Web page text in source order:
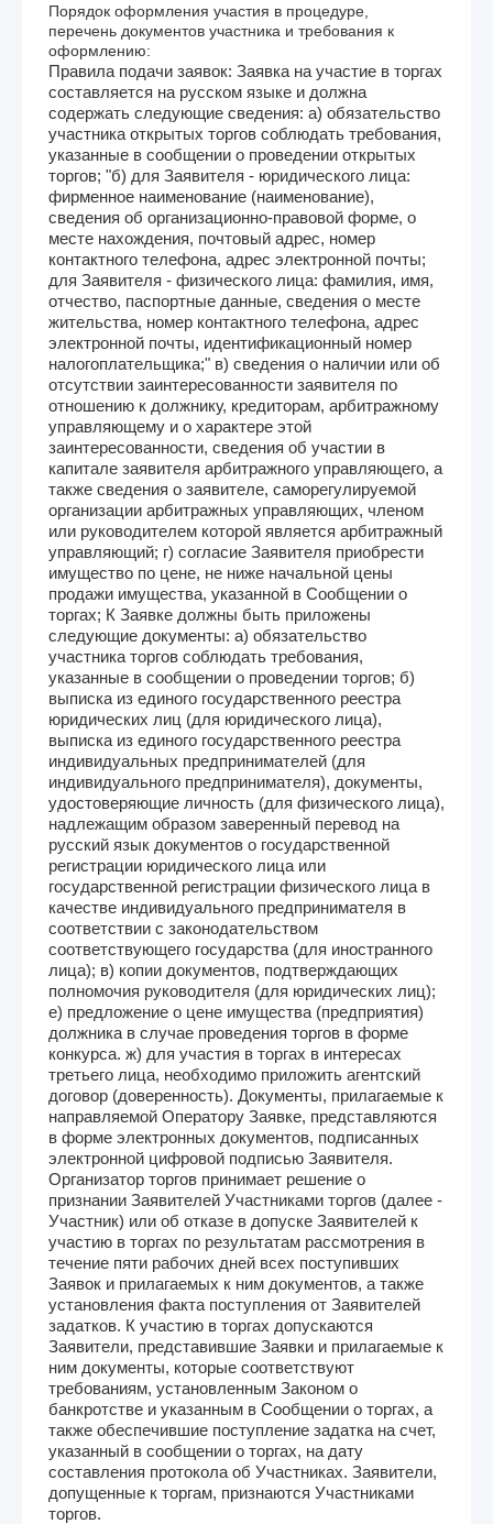
Порядок оформления участия в процедуре,
перечень документов участника и требования к
оформлению:
Правила подачи заявок: Заявка на участие в торгах
составляется на русском языке и должна
содержать следующие сведения: а) обязательство
участника открытых торгов соблюдать требования,
указанные в сообщении о проведении открытых
торгов; "б) для Заявителя - юридического лица:
фирменное наименование (наименование),
сведения об организационно-правовой форме, о
месте нахождения, почтовый адрес, номер
контактного телефона, адрес электронной почты;
для Заявителя - физического лица: фамилия, имя,
отчество, паспортные данные, сведения о месте
жительства, номер контактного телефона, адрес
электронной почты, идентификационный номер
налогоплательщика;" в) сведения о наличии или об
отсутствии заинтересованности заявителя по
отношению к должнику, кредиторам, арбитражному
управляющему и о характере этой
заинтересованности, сведения об участии в
капитале заявителя арбитражного управляющего, а
также сведения о заявителе, саморегулируемой
организации арбитражных управляющих, членом
или руководителем которой является арбитражный
управляющий; г) согласие Заявителя приобрести
имущество по цене, не ниже начальной цены
продажи имущества, указанной в Сообщении о
торгах; К Заявке должны быть приложены
следующие документы: а) обязательство
участника торгов соблюдать требования,
указанные в сообщении о проведении торгов; б)
выписка из единого государственного реестра
юридических лиц (для юридического лица),
выписка из единого государственного реестра
индивидуальных предпринимателей (для
индивидуального предпринимателя), документы,
удостоверяющие личность (для физического лица),
надлежащим образом заверенный перевод на
русский язык документов о государственной
регистрации юридического лица или
государственной регистрации физического лица в
качестве индивидуального предпринимателя в
соответствии с законодательством
соответствующего государства (для иностранного
лица); в) копии документов, подтверждающих
полномочия руководителя (для юридических лиц);
е) предложение о цене имущества (предприятия)
должника в случае проведения торгов в форме
конкурса. ж) для участия в торгах в интересах
третьего лица, необходимо приложить агентский
договор (доверенность). Документы, прилагаемые к
направляемой Оператору Заявке, представляются
в форме электронных документов, подписанных
электронной цифровой подписью Заявителя.
Организатор торгов принимает решение о
признании Заявителей Участниками торгов (далее -
Участник) или об отказе в допуске Заявителей к
участию в торгах по результатам рассмотрения в
течение пяти рабочих дней всех поступивших
Заявок и прилагаемых к ним документов, а также
установления факта поступления от Заявителей
задатков. К участию в торгах допускаются
Заявители, представившие Заявки и прилагаемые к
ним документы, которые соответствуют
требованиям, установленным Законом о
банкротстве и указанным в Сообщении о торгах, а
также обеспечившие поступление задатка на счет,
указанный в сообщении о торгах, на дату
составления протокола об Участниках. Заявители,
допущенные к торгам, признаются Участниками
торгов.